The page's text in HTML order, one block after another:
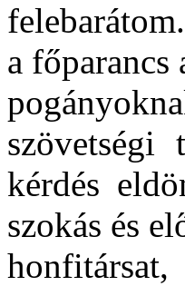
a főparancs
szövetségi
kérdés
szokás és